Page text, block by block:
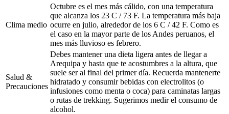
Clima medio
Octubre es el mes más cálido, con una temperatura
que alcanza los 23 C / 73 F. La temperatura más baja
ocurre en julio, alrededor de los 6 C / 42 F. Como es
el caso en la mayor parte de los Andes peruanos, el
mes más lluvioso es febrero.
Salud &
Precauciones
Debes mantener una dieta ligera antes de llegar a
Arequipa y hasta que te acostumbres a la altura, que
suele ser al final del primer día. Recuerda mantenerte
hidratado y consumir bebidas con electrolitos (o
infusiones como menta o coca) para caminatas largas
o rutas de trekking. Sugerimos medir el consumo de
alcohol.